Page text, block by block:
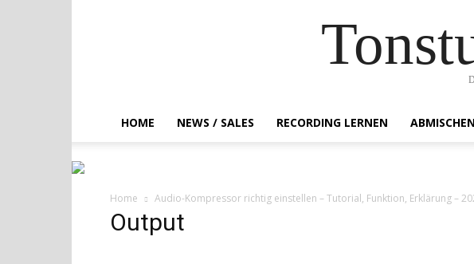
HOME NEWS / SALES RECORDING LERNEN
Home Audio-Kompressor richtig einstellen – Tutorial, Funktion, Erklärung –
Output